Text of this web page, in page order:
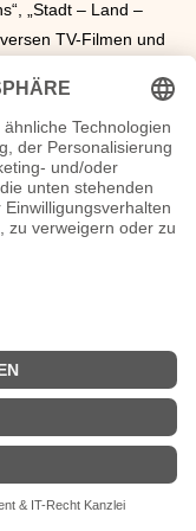
„Stadt – Land –
TV-Filmen und
Herkunft etc.
/ Facebook / X /
vorbehalten. |
|